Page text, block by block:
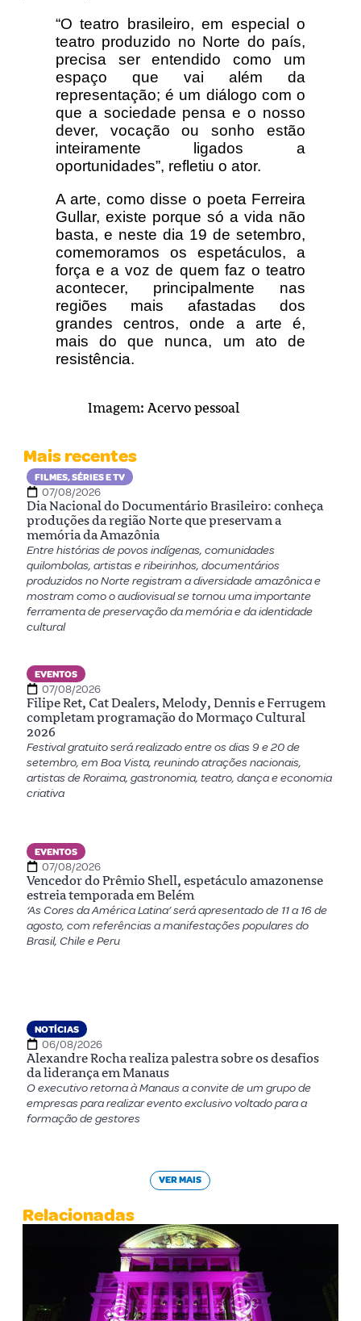
“O teatro brasileiro, em especial o
teatro produzido no Norte do país,
precisa ser entendido como um
espaço que vai além da
representação; é um diálogo com o
que a sociedade pensa e o nosso
dever, vocação ou sonho estão
inteiramente ligados a
oportunidades”, refletiu o ator.
A arte, como disse o poeta Ferreira
Gullar, existe porque só a vida não
basta, e neste dia 19 de setembro,
comemoramos os espetáculos, a
força e a voz de quem faz o teatro
acontecer, principalmente nas
regiões mais afastadas dos
grandes centros, onde a arte é,
mais do que nunca, um ato de
resistência.
Imagem: Acervo pessoal
Mais recentes
FILMES, SÉRIES E TV
07/08/2026
Dia Nacional do Documentário Brasileiro: conheça
produções da região Norte que preservam a
memória da Amazônia
Entre histórias de povos indígenas, comunidades
quilombolas, artistas e ribeirinhos, documentários
produzidos no Norte registram a diversidade amazônica e
mostram como o audiovisual se tornou uma importante
ferramenta de preservação da memória e da identidade
cultural
EVENTOS
07/08/2026
Filipe Ret, Cat Dealers, Melody, Dennis e Ferrugem
completam programação do Mormaço Cultural
2026
Festival gratuito será realizado entre os dias 9 e 20 de
setembro, em Boa Vista, reunindo atrações nacionais,
artistas de Roraima, gastronomia, teatro, dança e economia
criativa
EVENTOS
07/08/2026
Vencedor do Prêmio Shell, espetáculo amazonense
estreia temporada em Belém
‘As Cores da América Latina’ será apresentado de 11 a 16 de
agosto, com referências a manifestações populares do
Brasil, Chile e Peru
NOTÍCIAS
06/08/2026
Alexandre Rocha realiza palestra sobre os desafios
da liderança em Manaus
O executivo retorna à Manaus a convite de um grupo de
empresas para realizar evento exclusivo voltado para a
formação de gestores
VER MAIS
Relacionadas